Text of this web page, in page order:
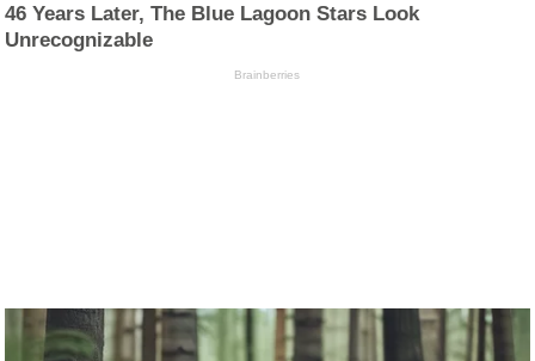
46 Years Later, The Blue Lagoon Stars Look
Unrecognizable
Brainberries